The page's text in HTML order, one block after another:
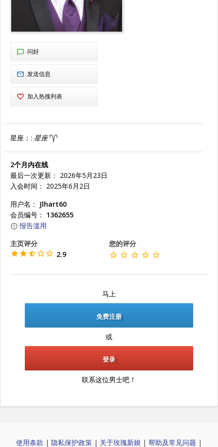
问好
发送信息
加入热搜列表
星座：: 星座
2个月内在线
最后一次更新： 2026年5月23日
入会时间： 2025年6月2日
用户名：
Jlhart60
会员编号： 1362655
报告滥用
主页评分
2.9
您的评分
马上
免费注册
或
登录
联系这位男士吧！
使用条款 | 隐私保护政策 | 关于玫瑰新娘 | 帮助及常见问题 |